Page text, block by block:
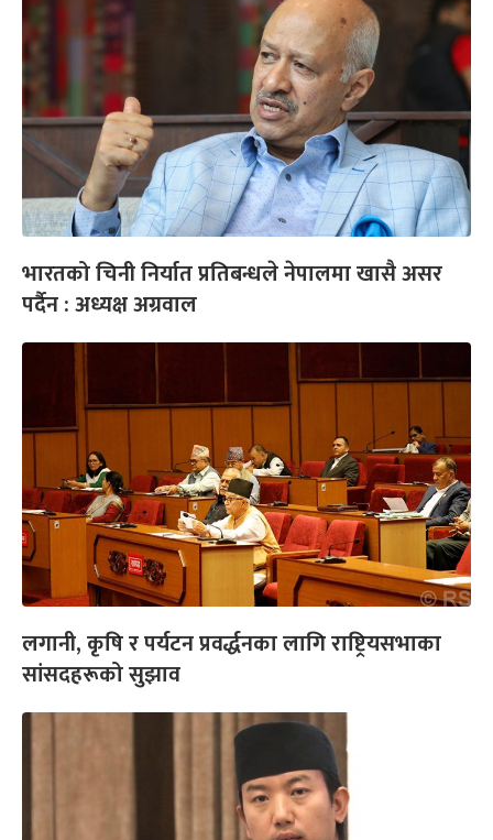
भारतको चिनी निर्यात प्रतिबन्धले नेपालमा खासै असर
पर्दैन : अध्यक्ष अग्रवाल
लगानी, कृषि र पर्यटन प्रवर्द्धनका लागि राष्ट्रियसभाका
सांसदहरूको सुझाव